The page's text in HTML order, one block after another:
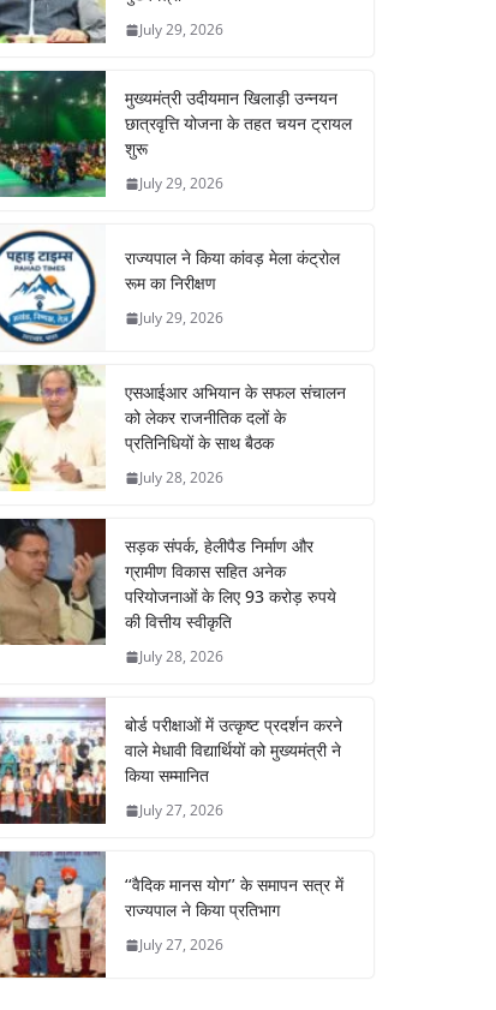
July 29, 2026
मुख्यमंत्री उदीयमान खिलाड़ी उन्नयन
छात्रवृत्ति योजना के तहत चयन ट्रायल
शुरू
July 29, 2026
राज्यपाल ने किया कांवड़ मेला कंट्रोल
रूम का निरीक्षण
July 29, 2026
एसआईआर अभियान के सफल संचालन
को लेकर राजनीतिक दलों के
प्रतिनिधियों के साथ बैठक
July 28, 2026
सड़क संपर्क, हेलीपैड निर्माण और
ग्रामीण विकास सहित अनेक
परियोजनाओं के लिए 93 करोड़ रुपये
की वित्तीय स्वीकृति
July 28, 2026
बोर्ड परीक्षाओं में उत्कृष्ट प्रदर्शन करने
वाले मेधावी विद्यार्थियों को मुख्यमंत्री ने
किया सम्मानित
July 27, 2026
‘‘वैदिक मानस योग’’ के समापन सत्र में
राज्यपाल ने किया प्रतिभाग
July 27, 2026